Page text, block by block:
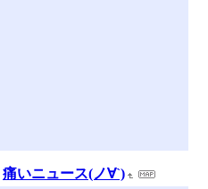
痛いニュース(ノ∀`)